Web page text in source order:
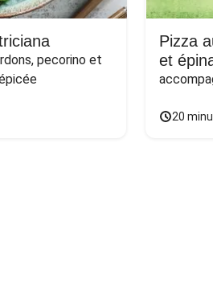
pecorino et
Pizza
et
20